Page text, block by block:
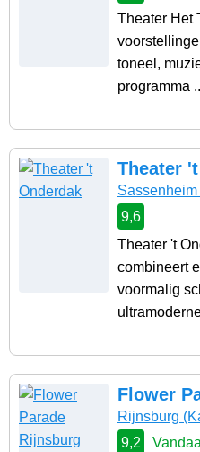
Theater Het
toneel,
programma
Theater
Sassenheim
9,6
Theater 't
combineert
voormalig
Flower
Rijnsburg
9,2